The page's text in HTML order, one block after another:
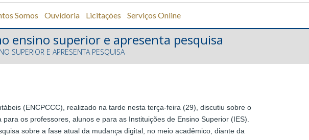
Somos Ouvidoria Licitações Serviços Online
ensino superior e apresenta pesquisa
SUPERIOR E APRESENTA PESQUISA
(ENCPCCC), realizado na tarde nesta terça-feira (29), discutiu sobre o
os professores, alunos e para as Instituições de Ensino Superior (IES).
sobre a fase atual da mudança digital, no meio acadêmico, diante da